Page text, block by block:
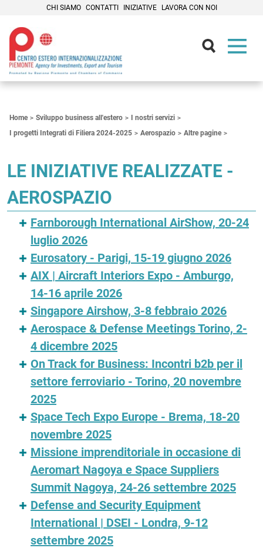
CHI SIAMO CONTATTI INIZIATIVE LAVORA CON NOI
Home Sviluppo business all'estero
I nostri servizi
I progetti Integrati di Filiera 2024-2025
Aerospazio Altre pagine
LE INIZIATIVE REALIZZATE -
AEROSPAZIO
Farnborough International AirShow, 20-24
luglio 2026
Eurosatory - Parigi, 15-19 giugno 2026
AIX | Aircraft Interiors Expo - Amburgo,
14-16 aprile 2026
Singapore Airshow, 3-8 febbraio 2026
Aerospace & Defense Meetings Torino, 2-
4 dicembre 2025
On Track for Business: Incontri b2b per il
settore ferroviario - Torino, 20 novembre
2025
Space Tech Expo Europe - Brema, 18-20
novembre 2025
Missione imprenditoriale in occasione di
Aeromart Nagoya e Space Suppliers
Summit Nagoya, 24-26 settembre 2025
Defense and Security Equipment
International | DSEI - Londra, 9-12
settembre 2025